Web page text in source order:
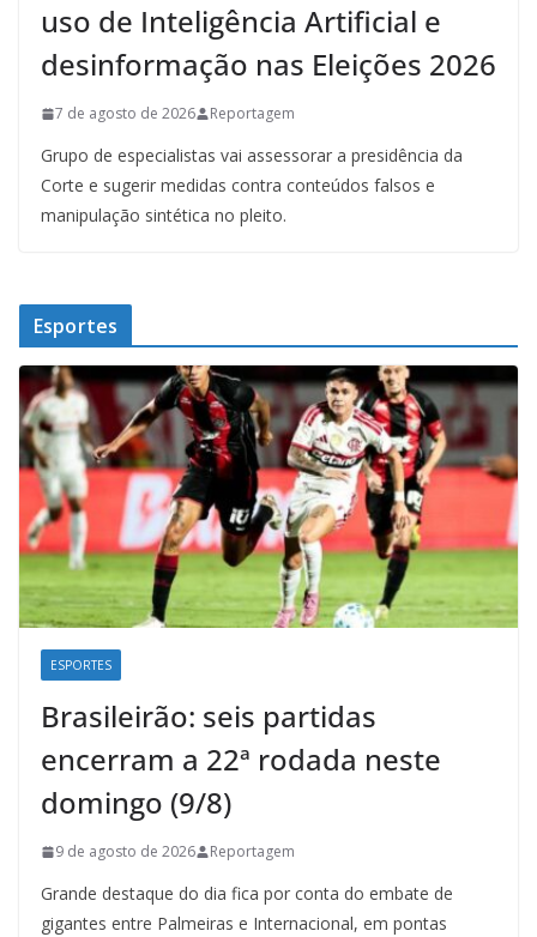
uso de Inteligência Artificial e
desinformação nas Eleições 2026
7 de agosto de 2026 Reportagem
Grupo de especialistas vai assessorar a presidência da
Corte e sugerir medidas contra conteúdos falsos e
manipulação sintética no pleito.
Esportes
ESPORTES
Brasileirão: seis partidas
encerram a 22ª rodada neste
domingo (9/8)
9 de agosto de 2026 Reportagem
Grande destaque do dia fica por conta do embate de
gigantes entre Palmeiras e Internacional, em pontas